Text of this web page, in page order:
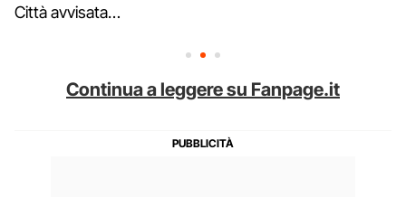
Città avvisata…
Continua a leggere su Fanpage.it